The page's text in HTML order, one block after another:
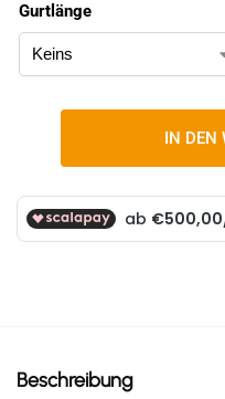
Gurtlänge
IN DEN
Beschreibung